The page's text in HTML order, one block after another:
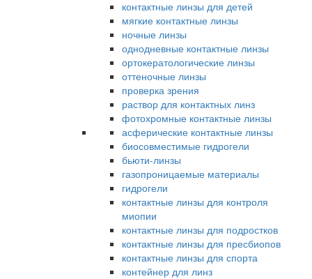
контактные линзы для детей
мягкие контактные линзы
ночные линзы
однодневные контактные линзы
ортокератологические линзы
оттеночные линзы
проверка зрения
раствор для контактных линз
фотохромные контактные линзы
асферические контактные линзы
биосовместимые гидрогели
бьюти-линзы
газопроницаемые материалы
гидрогели
контактные линзы для контроля
миопии
контактные линзы для подростков
контактные линзы для пресбиопов
контактные линзы для спорта
контейнер для линз